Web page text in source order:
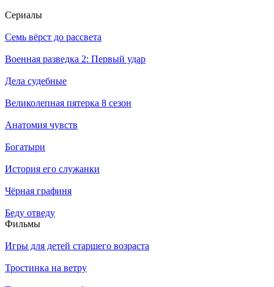
Се­риа­лы
Семь вёрст до рассвета
Военная разведка 2: Первый удар
Дела судебные
Великолепная пятерка 8 сезон
Анатомия чувств
Богатыри
История его служанки
Чёрная графиня
Беду отведу
Филь­мы
Игры для детей старшего возраста
Тростинка на ветру